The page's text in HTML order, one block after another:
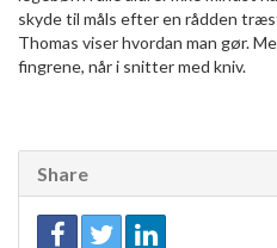
skyde til måls efter en rådden
Thomas viser hvordan man gør.
fingrene, når i snitter med kniv.
Share